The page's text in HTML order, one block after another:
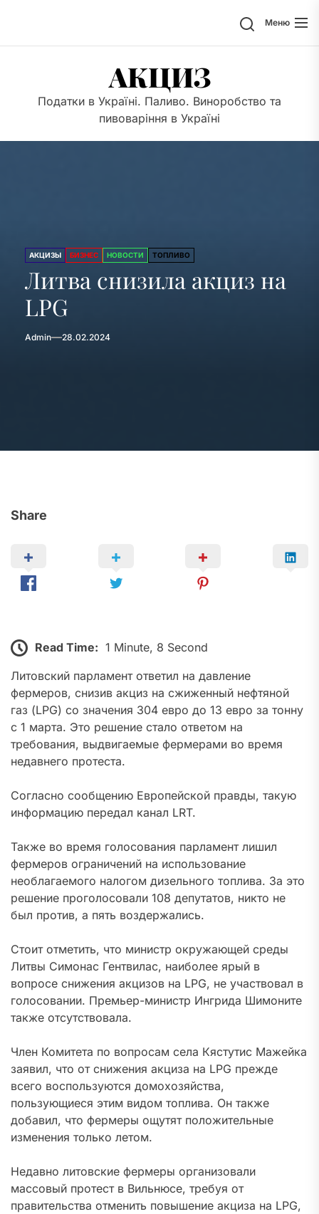
содержимому
ПоискМеню
АКЦИЗ
Податки в Україні. Паливо. Виноробство та
пивоваріння в Україні
АКЦИЗЫ БИЗНЕС НОВОСТИ ТОПЛИВО
Литва снизила акциз на
LPG
Admin 28.02.2024
Share
Read Time: 1 Minute, 8 Second
Литовский парламент ответил на давление
фермеров, снизив акциз на сжиженный нефтяной
газ (LPG) со значения 304 евро до 13 евро за тонну
с 1 марта. Это решение стало ответом на
требования, выдвигаемые фермерами во время
недавнего протеста.
Согласно сообщению Европейской правды, такую
информацию передал канал LRT.
Также во время голосования парламент лишил
фермеров ограничений на использование
необлагаемого налогом дизельного топлива. За это
решение проголосовали 108 депутатов, никто не
был против, а пять воздержались.
Стоит отметить, что министр окружающей среды
Литвы Симонас Гентвилас, наиболее ярый в
вопросе снижения акцизов на LPG, не участвовал в
голосовании. Премьер-министр Ингрида Шимоните
также отсутствовала.
Член Комитета по вопросам села Кястутис Мажейка
заявил, что от снижения акциза на LPG прежде
всего воспользуются домохозяйства,
пользующиеся этим видом топлива. Он также
добавил, что фермеры ощутят положительные
изменения только летом.
Недавно литовские фермеры организовали
массовый протест в Вильнюсе, требуя от
правительства отменить повышение акциза на LPG,